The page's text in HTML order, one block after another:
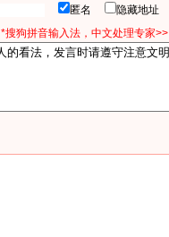
匿名 隐藏地址
*搜狗拼音输入法，中文处理专家>>